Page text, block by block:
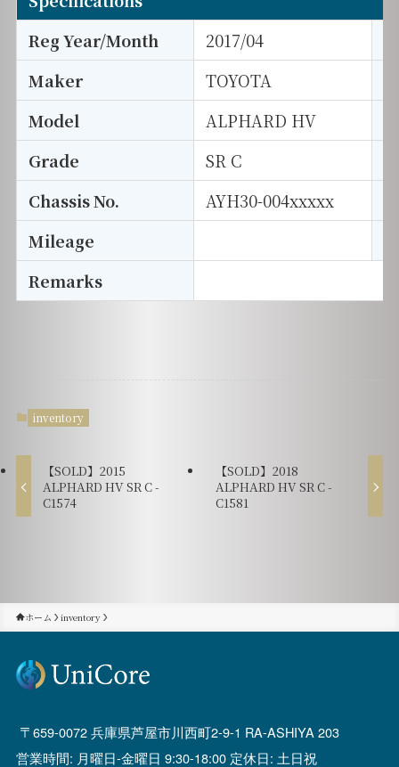
Reg Year/Month
2017/04
Maker
TOYOTA
Model
ALPHARD HV
Grade
SR C
Chassis No.
AYH30-004xxxxx
Mileage
Remarks
inventory
【SOLD】2015
ALPHARD HV SR C -
C1574
【SOLD】2018
ALPHARD HV SR C -
C1581
ホーム inventory
659-0072 兵庫県芦屋市川西町2-9-1 RA-ASHIYA 203
営業時間: 月曜日-金曜日 9:30-18:00 定休日: 土日祝